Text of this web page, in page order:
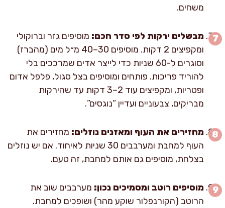
משחים.
מבשלים ירקות לפי סדר חכם: מוסיפים גזר וברוקולי
ומקפיצים 2 דקות. מוסיפים 30–40 מ״ל מים (מהברז)
וסוגרים ל-60 שניות כדי לייצר אדים שמרככים בלי
להוריד פריכות. פותחים ומוסיפים בצל סגול, פלפל אדום
ופטריות, ומקפיצים עוד 2–3 דקות עד שהירקות
מבריקים, צבעוניים ועדיין “נוגסים”.
מחזירים את העוף ומאזנים נוזלים: מחזירים את
העוף למחבת ומערבבים 30 שניות לאיחוד. אם יש נוזלים
בצלחת, מוסיפים גם אותם למחבת, זה טעם.
מוסיפים רוטב ומסמיכים נכון: מערבבים שוב את
הרוטב (הקורנפלור שוקע מהר) ושופכים למחבת.